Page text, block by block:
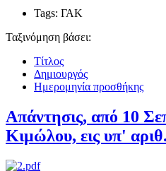
Tags: ΓΑΚ
Ταξινόμηση βάσει:
Τίτλος
Δημιουργός
Ημερομηνία προσθήκης
Απάντησις, από 10
Κιμώλου, εις υπ'